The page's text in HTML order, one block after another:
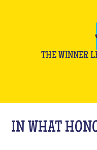
THE WINNER
IN WHAT